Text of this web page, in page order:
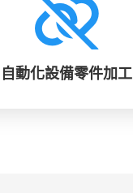
自動化設備零件加工